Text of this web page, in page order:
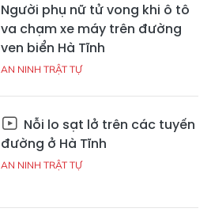
Người phụ nữ tử vong khi ô tô
va chạm xe máy trên đường
ven biển Hà Tĩnh
AN NINH TRẬT TỰ
Nỗi lo sạt lở trên các tuyến
đường ở Hà Tĩnh
AN NINH TRẬT TỰ